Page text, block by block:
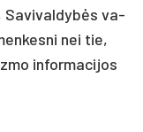
Sa­vi­val­dybės va­
nei tie,
in­for­ma­ci­jos